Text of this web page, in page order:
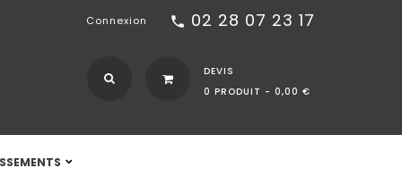
call 02 28 07 23 17
Connexion
DEVIS
0 PRODUIT - 0,00 €